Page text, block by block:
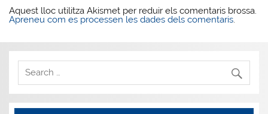
Aquest lloc utilitza Akismet per reduir els comentaris brossa.
Apreneu com es processen les dades dels comentaris.